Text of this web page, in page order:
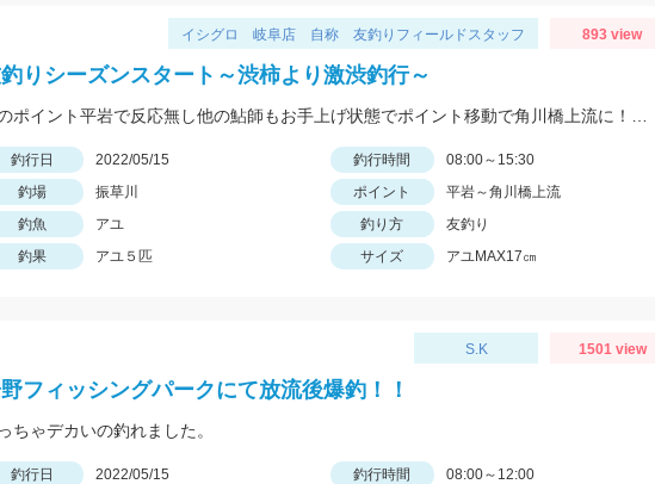
イシグロ 岐阜店 自称 友釣りフィールドスタッフ 893 view
りシーズンスタート～渋柿より激渋釣行～
釣行日 2022/05/15 釣行時間
08:00～15:30
釣場
振草川 ポイント
平岩～角川橋上流
釣魚
アユ 釣り方
友釣り
釣果
アユ５匹 サイズ アユMAX17㎝
S.K 1501 view
フィッシングパークにて放流後爆釣！！
ちゃデカいの釣れました。
釣行日 2022/05/15 釣行時間
08:00～12:00